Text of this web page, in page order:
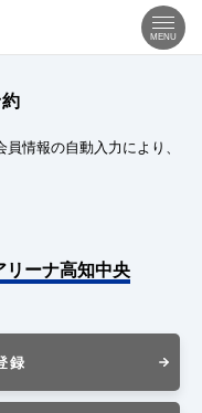
MENU
情報の自動入力により、
リーナ高知中央
録